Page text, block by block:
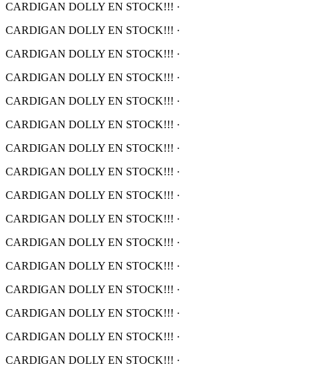
CARDIGAN DOLLY EN STOCK!!! ·
CARDIGAN DOLLY EN STOCK!!! ·
CARDIGAN DOLLY EN STOCK!!! ·
CARDIGAN DOLLY EN STOCK!!! ·
CARDIGAN DOLLY EN STOCK!!! ·
CARDIGAN DOLLY EN STOCK!!! ·
CARDIGAN DOLLY EN STOCK!!! ·
CARDIGAN DOLLY EN STOCK!!! ·
CARDIGAN DOLLY EN STOCK!!! ·
CARDIGAN DOLLY EN STOCK!!! ·
CARDIGAN DOLLY EN STOCK!!! ·
CARDIGAN DOLLY EN STOCK!!! ·
CARDIGAN DOLLY EN STOCK!!! ·
CARDIGAN DOLLY EN STOCK!!! ·
CARDIGAN DOLLY EN STOCK!!! ·
CARDIGAN DOLLY EN STOCK!!! ·